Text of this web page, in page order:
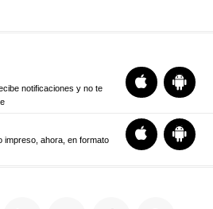
notificaciones y no te
impreso, ahora, en formato